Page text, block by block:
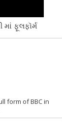
માં ફૂલફૉર્મ
form of BBC in